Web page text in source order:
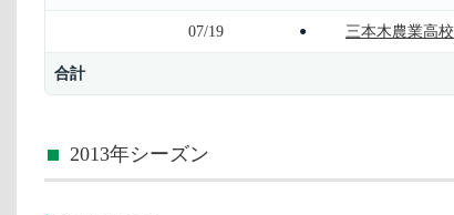
07/19 ● 三本木農業高校
合計
2013年シーズン